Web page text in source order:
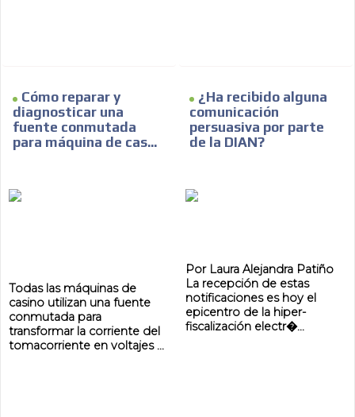
Cómo reparar y
diagnosticar una
fuente conmutada
para máquina de cas...
Todas las máquinas de
casino utilizan una fuente
conmutada para
transformar la corriente del
tomacorriente en voltajes ...
¿Ha recibido alguna
comunicación
persuasiva por parte
de la DIAN?
Por Laura Alejandra Patiño
La recepción de estas
notificaciones es hoy el
epicentro de la hiper-
fiscalización electr�...